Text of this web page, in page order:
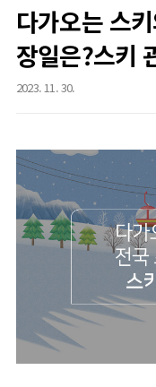
다가오는 스
장일은?스키
2023. 11. 30.